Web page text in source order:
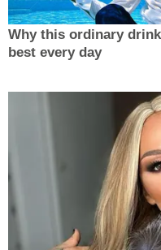
Why this ordinary
best every day